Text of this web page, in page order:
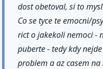
dost obetoval, si to
Co se tyce te emocni/
rict o jakekoli nemoci -
puberte - tedy kdy
problem a az casem